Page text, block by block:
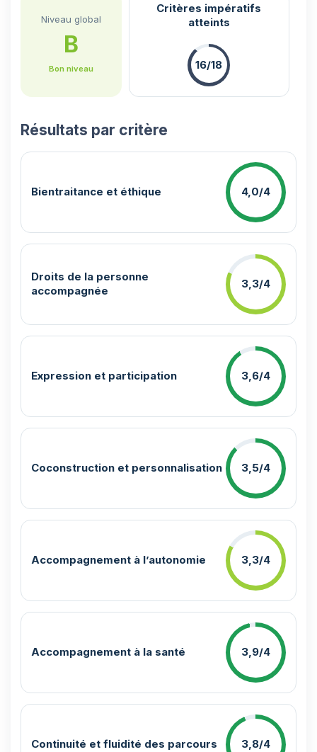
Niveau global
B
Bon niveau
Critères impératifs
atteints
16/18
Résultats par critère
Bientraitance et éthique 4,0/4
Droits de la personne
accompagnée
3,3/4
Expression et participation 3,6/4
Coconstruction et personnalisation 3,5/4
Accompagnement à l’autonomie 3,3/4
Accompagnement à la santé 3,9/4
Continuité et fluidité des parcours 3,8/4